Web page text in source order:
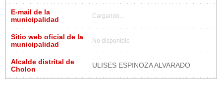
E-mail de la
municipalidad
Cargando...
Sitio web oficial de la
municipalidad
No disponible
Alcalde distrital de
Cholon
ULISES ESPINOZA ALVARADO